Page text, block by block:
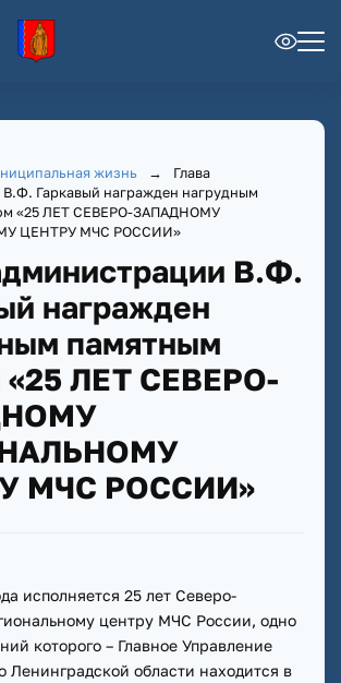
жизнь →
Глава
Гаркавый награжден нагрудным
«25 ЛЕТ СЕВЕРО-ЗАПАДНОМУ
ЦЕНТРУ МЧС РОССИИ»
В.Ф.
награжден
памятным
«25 ЛЕТ СЕВЕРО-
МЧС РОССИИ»
исполняется 25 лет Северо-
центру МЧС России, одно
которого – Главное Управление
Ленинградской области находится в